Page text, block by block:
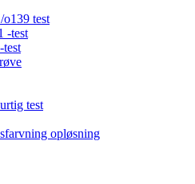
test
-test
test
opløsning